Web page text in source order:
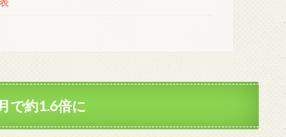
で約1.6倍に